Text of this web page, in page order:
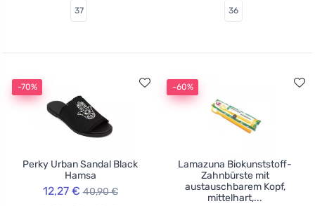
37 36
-70%
Perky Urban Sandal Black
Hamsa
12,27 € 40,90 €
-60%
Lamazuna Biokunststoff-
Zahnbürste mit
austauschbarem Kopf,
mittelhart,...